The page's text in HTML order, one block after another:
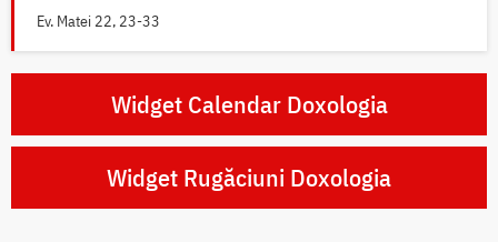
Ev. Matei 22, 23-33
Widget Calendar Doxologia
Widget Rugăciuni Doxologia